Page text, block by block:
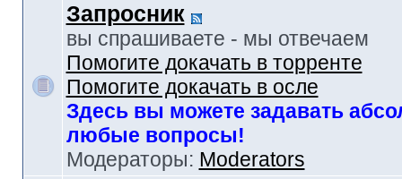
Запросник
вы спрашиваете - мы отвечаем
Помогите докачать в торренте
Помогите докачать в осле
Здесь вы можете задавать
любые вопросы!
Модераторы: Moderators